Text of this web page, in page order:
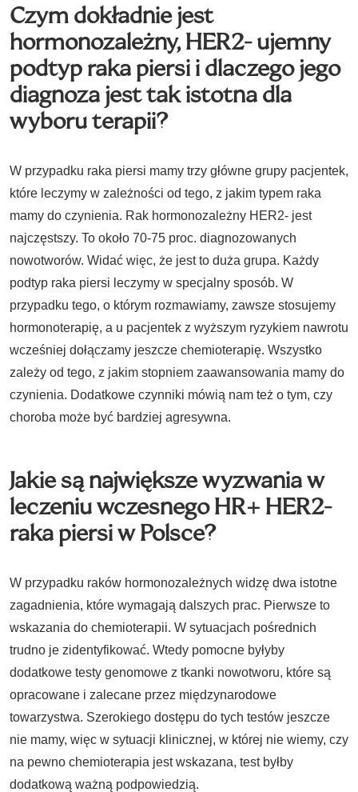
Czym dokładnie jest
hormonozależny, HER2- ujemny
podtyp raka piersi i dlaczego jego
diagnoza jest tak istotna dla
wyboru terapii?
W przypadku raka piersi mamy trzy główne grupy pacjentek,
które leczymy w zależności od tego, z jakim typem raka
mamy do czynienia. Rak hormonozależny HER2- jest
najczęstszy. To około 70-75 proc. diagnozowanych
nowotworów. Widać więc, że jest to duża grupa. Każdy
podtyp raka piersi leczymy w specjalny sposób. W
przypadku tego, o którym rozmawiamy, zawsze stosujemy
hormonoterapię, a u pacjentek z wyższym ryzykiem nawrotu
wcześniej dołączamy jeszcze chemioterapię. Wszystko
zależy od tego, z jakim stopniem zaawansowania mamy do
czynienia. Dodatkowe czynniki mówią nam też o tym, czy
choroba może być bardziej agresywna.
Jakie są największe wyzwania w
leczeniu wczesnego HR+ HER2-
raka piersi w Polsce?
W przypadku raków hormonozależnych widzę dwa istotne
zagadnienia, które wymagają dalszych prac. Pierwsze to
wskazania do chemioterapii. W sytuacjach pośrednich
trudno je zidentyfikować. Wtedy pomocne byłyby
dodatkowe testy genomowe z tkanki nowotworu, które są
opracowane i zalecane przez międzynarodowe
towarzystwa. Szerokiego dostępu do tych testów jeszcze
nie mamy, więc w sytuacji klinicznej, w której nie wiemy, czy
na pewno chemioterapia jest wskazana, test byłby
dodatkową ważną podpowiedzią.